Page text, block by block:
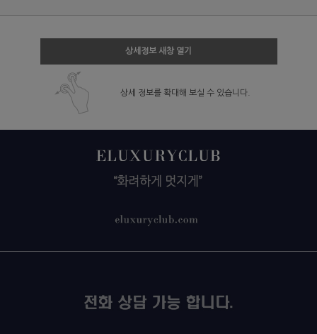
상세정보 새창 열기
상세 정보를 확대해 보실 수 있습니다.